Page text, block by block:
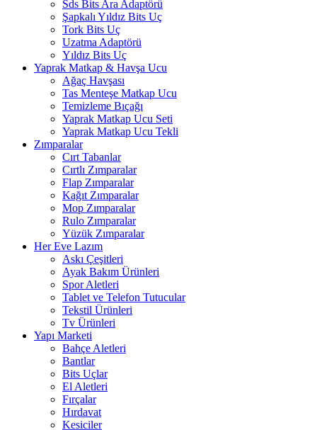
Sds Bits Ara Adaptörü
Şapkalı Yıldız Bits Uç
Tork Bits Uç
Uzatma Adaptörü
Yıldız Bits Uç
Yaprak Matkap & Havşa Ucu
Ağaç Havşası
Tas Menteşe Matkap Ucu
Temizleme Bıçağı
Yaprak Matkap Ucu Seti
Yaprak Matkap Ucu Tekli
Zımparalar
Cırt Tabanlar
Cırtlı Zımparalar
Flap Zımparalar
Kağıt Zımparalar
Mop Zımparalar
Rulo Zımparalar
Yüzük Zımparalar
Her Eve Lazım
Askı Çeşitleri
Ayak Bakım Ürünleri
Spor Aletleri
Tablet ve Telefon Tutucular
Tekstil Ürünleri
Tv Ürünleri
Yapı Marketi
Bahçe Aletleri
Bantlar
Bits Uçlar
El Aletleri
Fırçalar
Hırdavat
Kesiciler